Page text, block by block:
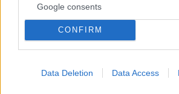
Google consents
CONFIRM
Data Deletion Data Access
κόσμος το ήξερε, δεν έτρεχε… Επίσης,
ταχύτητας στο σημείο της στροφής,
όμως, υπήρχε και στάση